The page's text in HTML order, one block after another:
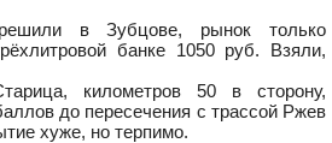
в Зубцове, рынок только
банке 1050 руб. Взяли,
километров 50 в сторону,
до пересечения с трассой Ржев
хуже, но терпимо.